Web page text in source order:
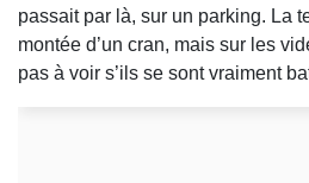
passait par là, sur un parking. La
montée d’un cran, mais sur les
pas à voir s’ils se sont vraiment